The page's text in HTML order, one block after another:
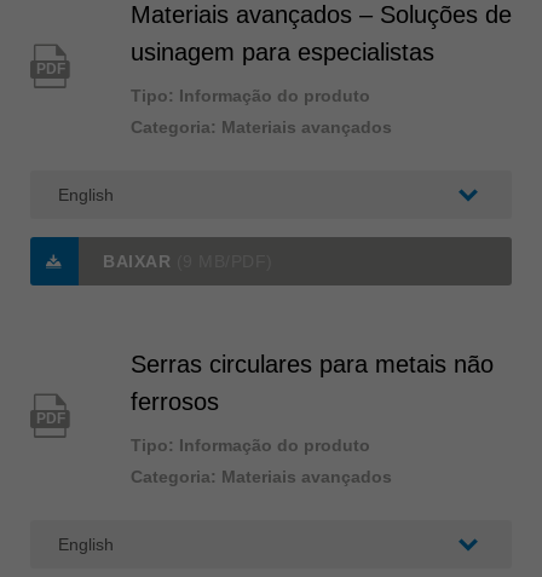
PDF
Materiais avançados – Soluções de
usinagem para especialistas
Tipo: Informação do produto
Categoria: Materiais avançados
BAIXAR
PDF
Serras circulares para metais não
ferrosos
Tipo: Informação do produto
Categoria: Materiais avançados